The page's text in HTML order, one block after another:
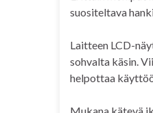
suositeltava
Laitteen LCD-
sohvalta käsin.
helpottaa